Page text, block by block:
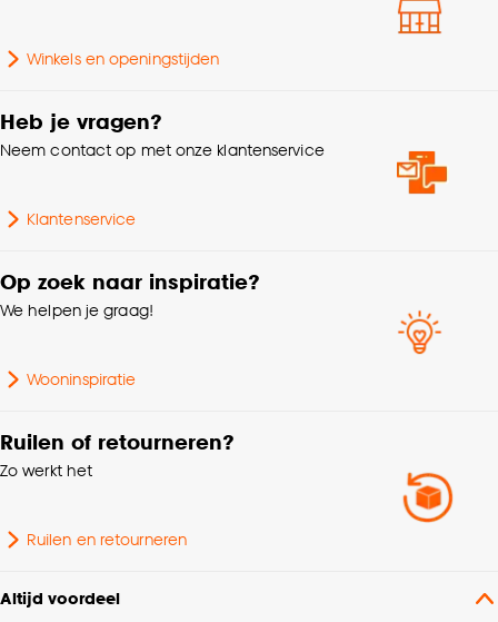
Goed om te weten is dat je deze keuze altijd nog
Aantal stuks
Winkels en openingstijden
Heb je vragen?
Neem contact op met onze klantenservice
Klantenservice
Op zoek naar inspiratie?
We helpen je graag!
Wooninspiratie
Ruilen of retourneren?
Zo werkt het
Ruilen en retourneren
Altijd voordeel